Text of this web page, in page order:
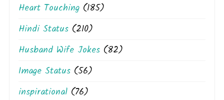
Heart Touching (185)
Hindi Status (210)
Husband Wife Jokes (82)
Image Status (56)
inspirational (76)